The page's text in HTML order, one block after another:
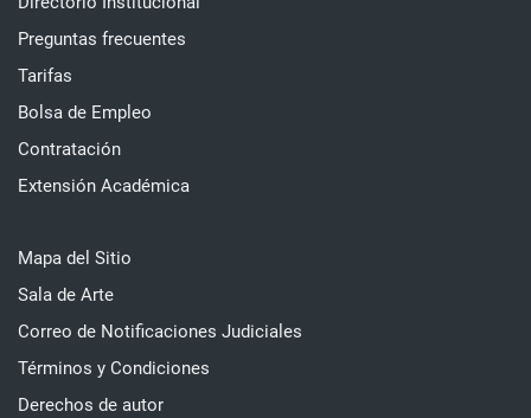
Preguntas frecuentes
Tarifas
Bolsa de Empleo
Contratación
Extensión Académica
Mapa del Sitio
Sala de Arte
Correo de Notificaciones Judiciales
Términos y Condiciones
Derechos de autor